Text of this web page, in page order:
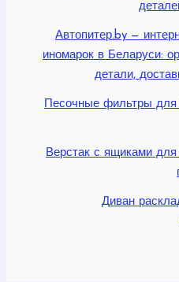
Автопитер.by —
иномарок в Беларуси:
детали,
Песочные фильтры для
Верстак с ящиками
Диван